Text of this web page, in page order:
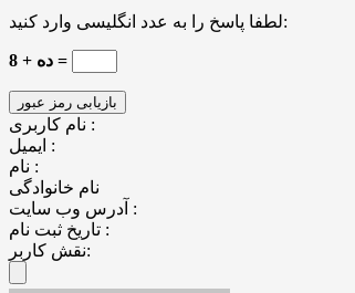
لطفا پاسخ را به عدد انگلیسی وارد کنید:
ده + 8 =
نام کاربری :
ایمیل :
نام :
نام خانوادگی
آدرس وب سایت :
تاریخ ثبت نام :
نقش کاربر: